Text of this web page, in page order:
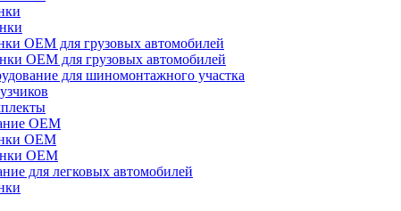
ОЕМ для грузовых автомобилей
ОЕМ для грузовых автомобилей
для шиномонтажного участка
ОЕМ
ОЕМ
ОЕМ
для легковых автомобилей